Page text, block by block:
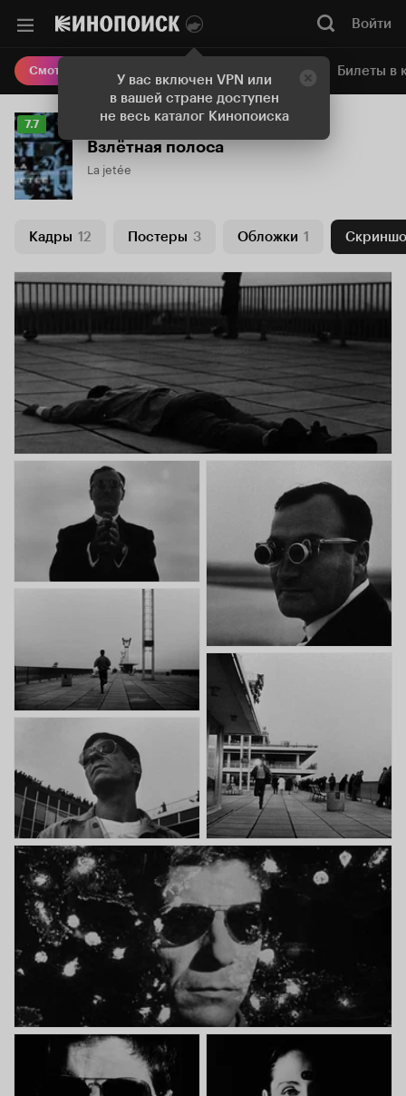
У вас включен VPN или
в вашей стране доступен
не весь каталог Кинопоиска
Войти
Смотреть кино Онлайн-кинотеатр Билеты в
Рейтинг
Кинопоиска
7.7
7.7
Взлётная полоса
La jetée
Кадры 12 Постеры 3 Обложки 1